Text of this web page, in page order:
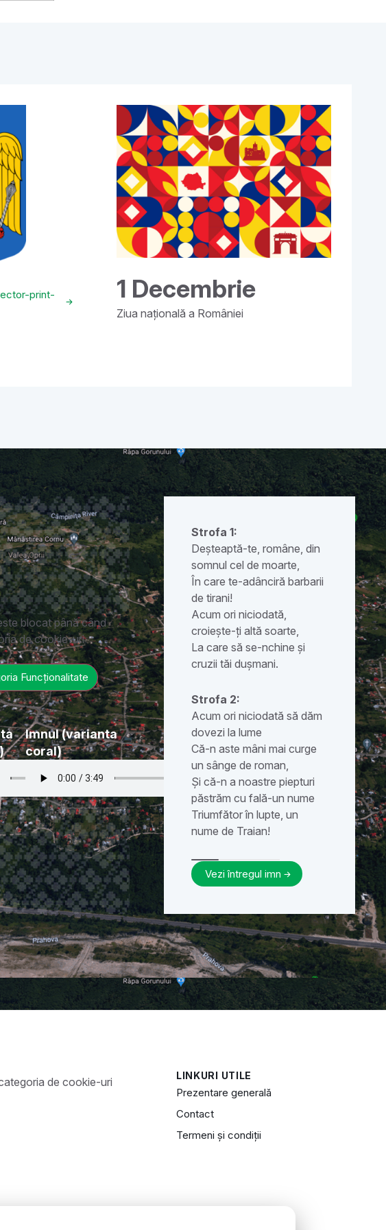
print-
1 Decembrie
Ziua națională a României
blocat până când
de cookie-uri
Funcționalitate
Imnul (varianta
coral)
Strofa 1:
Deșteaptă-te, române, din
somnul cel de moarte,
În care te-adânciră barbarii
de tirani!
Acum ori niciodată,
croiește-ți altă soarte,
La care să se-nchine și
cruzii tăi dușmani.
Strofa 2:
Acum ori niciodată să dăm
dovezi la lume
Că-n aste mâni mai curge
un sânge de roman,
Și că-n a noastre piepturi
păstrăm cu fală-un nume
Triumfător în lupte, un
nume de Traian!
Vezi întregul imn
LINKURI UTILE
Prezentare generală
Contact
Termeni și condiții